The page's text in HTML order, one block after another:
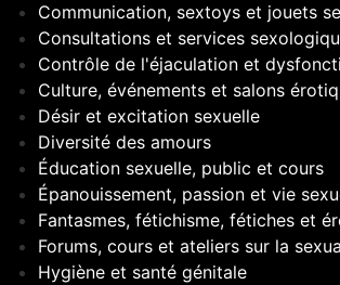
Communication, sextoys et jouets
Consultations et services
Contrôle de l'éjaculation et
Culture, événements et salons
Désir et excitation sexuelle
Diversité des amours
Éducation sexuelle, public et cours
Épanouissement, passion et vie
Fantasmes, fétichisme, fétiches et
Forums, cours et ateliers sur la
Hygiène et santé génitale